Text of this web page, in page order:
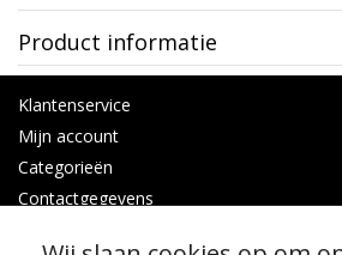
Product informatie
Klantenservice
Mijn account
Categorieën
Contactgegevens